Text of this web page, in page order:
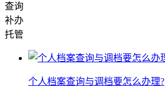
查询
补办
托管
个人档案查询与调档要怎么办理?